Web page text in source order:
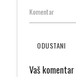
Komentar
ODUSTANI
Vaš